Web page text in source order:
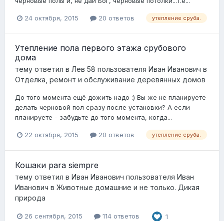
24 октября, 2015 20 ответов утепление сруба.
Утепление пола первого этажа срубового
дома
тему ответил в Лев 58 пользователя Иван Иванович в
Отделка, ремонт и обслуживание деревянных домов
До того момента ещё дожить надо :) Вы же не планируете
делать черновой пол сразу после установки? А если
планируете - забудьте до того момента, когда...
22 октября, 2015 20 ответов утепление сруба.
Кошаки para siempre
тему ответил в Иван Иванович пользователя Иван
Иванович в Животные домашние и не только. Дикая
природа
26 сентября, 2015 114 ответов 1